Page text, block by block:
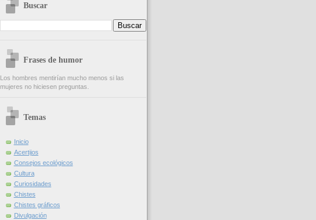
Buscar
Frases de humor
Los hombres mentirían mucho menos si las
mujeres no hiciesen preguntas.
Temas
Inicio
Acertijos
Consejos ecológicos
Cultura
Curiosidades
Chistes
Chistes gráficos
Divulgación